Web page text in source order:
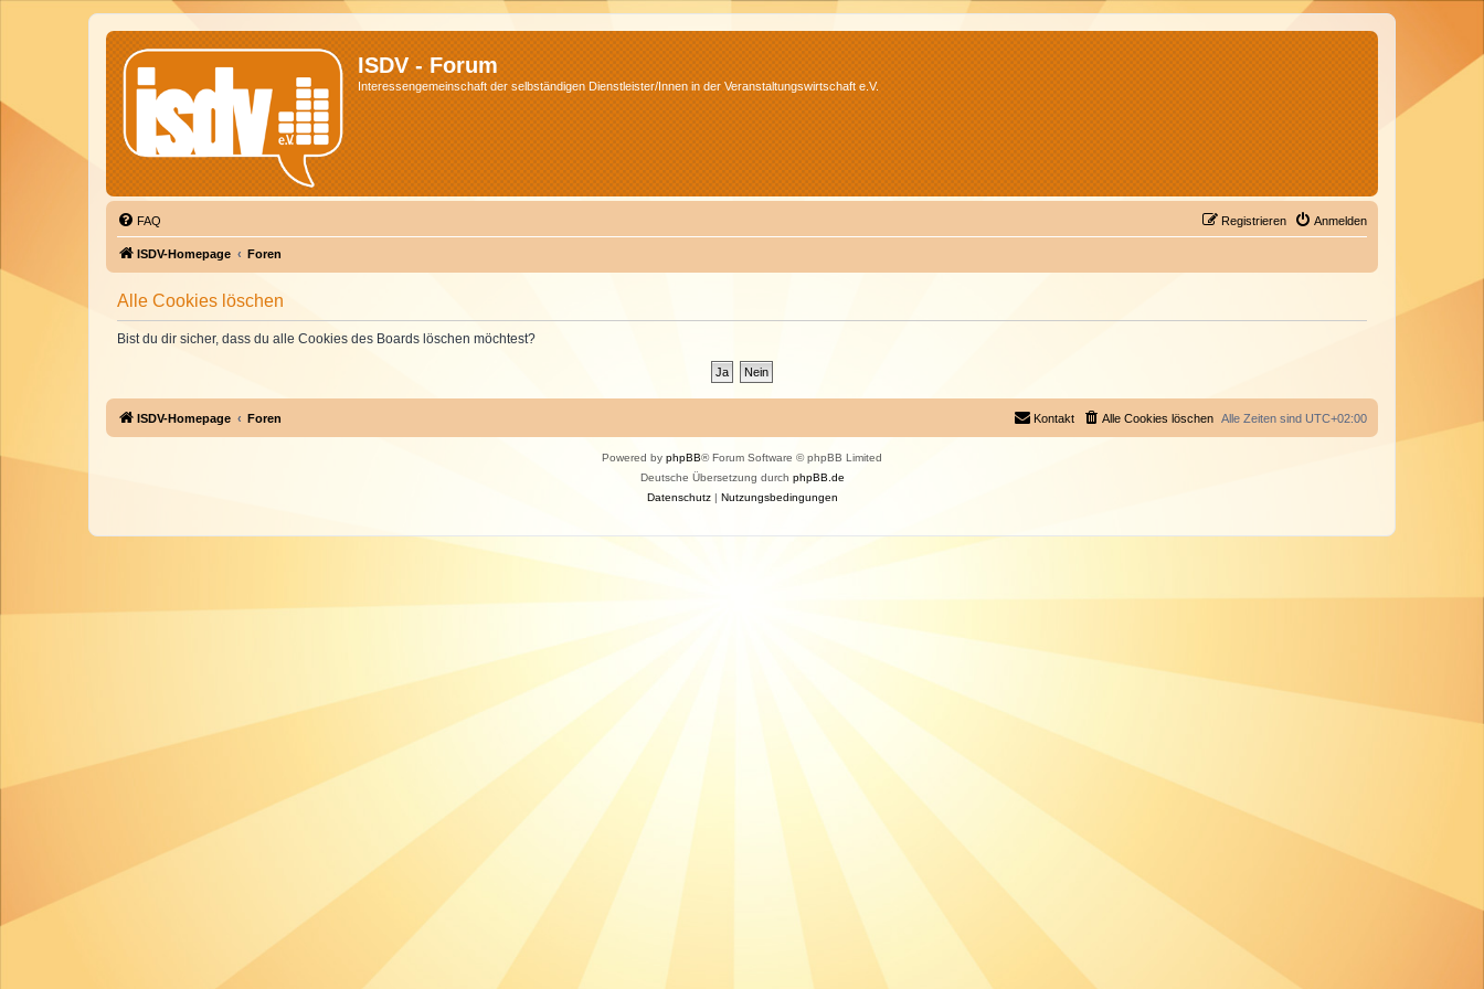
ISDV - Forum
Interessengemeinschaft der selbständigen Dienstleister/Innen in der Veranstaltungswirtschaft e.V.
FAQ Anmelden
Registrieren
ISDV-Homepage Foren
Alle Cookies löschen
Bist du dir sicher, dass du alle Cookies des Boards löschen möchtest?
ISDV-Homepage Foren Alle Zeiten sind UTC+02:00
Alle Cookies löschen
Kontakt
Powered by phpBB® Forum Software © phpBB Limited
Deutsche Übersetzung durch phpBB.de
Datenschutz| Nutzungsbedingungen